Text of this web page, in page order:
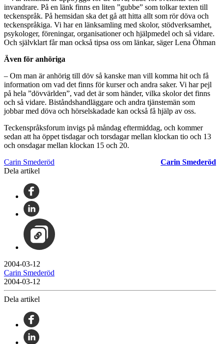
invandrare. På en länk finns en liten ”gubbe” som tolkar texten till
teckenspråk. På hemsidan ska det gå att hitta allt som rör döva och
teckenspråkiga. Vi har en länksamling med skolor, stödverksamhet,
psykologer, föreningar, organisationer och hjälpmedel och så vidare.
Och självklart får man också tipsa oss om länkar, säger Lena Öhman
Även för anhöriga
– Om man är anhörig till döv så kanske man vill komma hit och få
information om vad det finns för kurser och andra saker. Vi har pejl
på hela ”dövvärlden”, vad det är som händer, vilka skolor det finns
och så vidare. Biståndshandläggare och andra tjänstemän som
jobbar med döva och hörselskadade kan också få hjälp av oss.
Teckenspråksforum invigs på måndag eftermiddag, och kommer
sedan att ha öppet tisdagar och torsdagar mellan klockan tio och 13
och onsdagar mellan klockan 15 och 20.
Carin Smederöd
Carin Smederöd
Dela artikel
2004-03-12
Carin Smederöd
2004-03-12
Dela artikel